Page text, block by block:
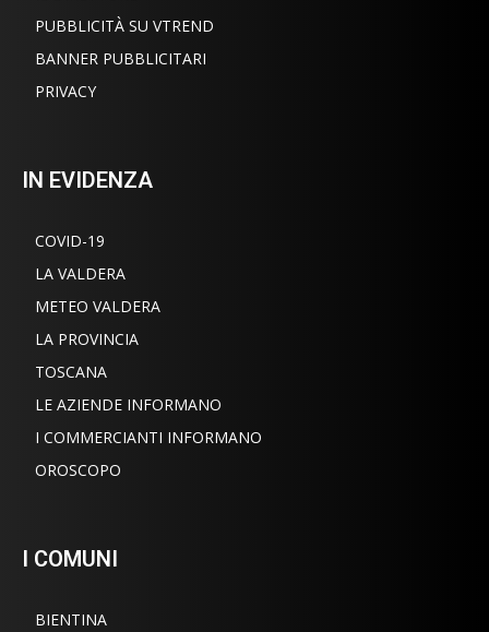
PUBBLICITÀ SU VTREND
BANNER PUBBLICITARI
PRIVACY
IN EVIDENZA
COVID-19
LA VALDERA
METEO VALDERA
LA PROVINCIA
TOSCANA
LE AZIENDE INFORMANO
I COMMERCIANTI INFORMANO
OROSCOPO
I COMUNI
BIENTINA